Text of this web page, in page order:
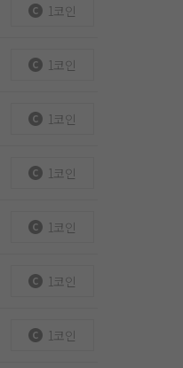
1코인
1코인
1코인
1코인
1코인
1코인
1코인